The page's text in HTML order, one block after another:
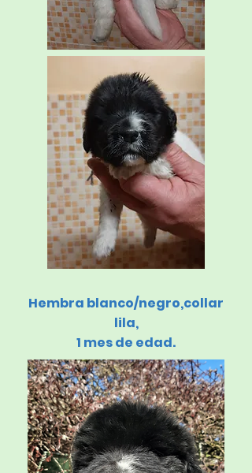
Hembra blanco/negro,collar
lila,
1 mes de edad.